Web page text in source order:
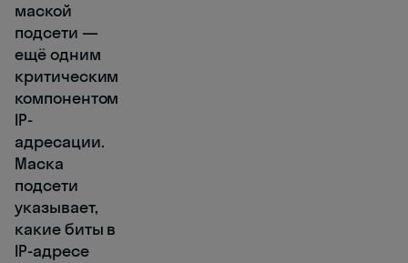
маской
подсети —
ещё одним
критическим
компонентом
IP-
адресации.
Маска
подсети
указывает,
какие биты в
IP-адресе